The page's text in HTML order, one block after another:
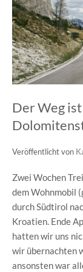
Der Weg
Veröffentlicht von
Zwei Wochen
dem Wohnmobil
durch Südtirol
Kroatien. Ende
hatten wir uns
wir übernachten
ansonsten war